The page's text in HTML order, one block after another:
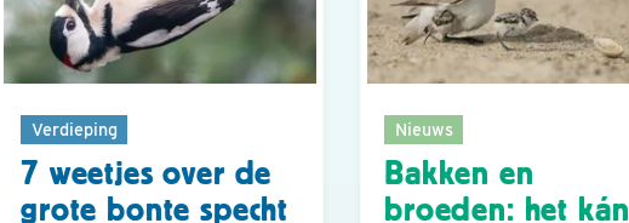
Verdieping
7 weetjes over de
grote bonte specht
Nieuws
Bakken en
broeden: het kán